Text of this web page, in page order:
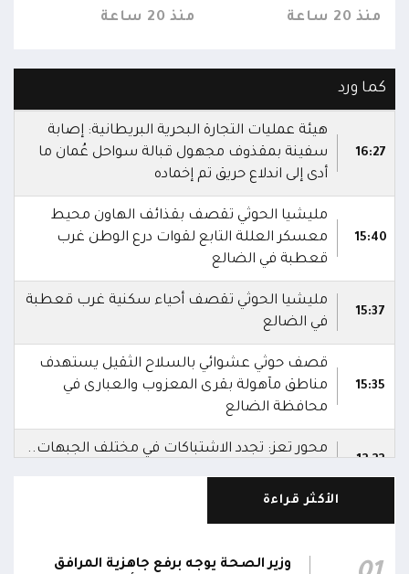
منذ 20 ساعة منذ 20 ساعة
كما ورد
16:27
هيئة عمليات التجارة البحرية البريطانية: إصابة
سفينة بمقذوف مجهول قبالة سواحل عُمان ما
أدى إلى اندلاع حريق تم إخماده
15:40
مليشيا الحوثي تقصف بقذائف الهاون محيط
معسكر العللة التابع لقوات درع الوطن غرب
قعطبة في الضالع
15:37
مليشيا الحوثي تقصف أحياء سكنية غرب قعطبة
في الضالع
15:35
قصف حوثي عشوائي بالسلاح الثقيل يستهدف
مناطق مآهولة بقرى المعزوب والعبارى في
محافظة الضالع
12:22
محور تعز: تجدد الاشتباكات في مختلف الجبهات..
الجبهات والمحاور التابعة للقوات المسلحة،
الأكثر قراءة
وزير الصحة يوجه برفع جاهزية المرافق